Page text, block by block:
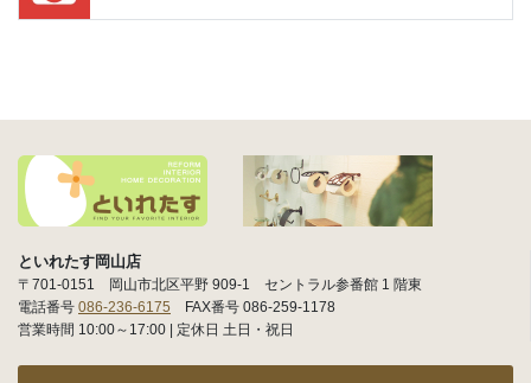
といれたす岡山店
〒701-0151 岡山市北区平野 909-1 セントラル参番館 1 階東
電話番号 086-236-6175 FAX番号 086-259-1178
営業時間 10:00～17:00 | 定休日 土日・祝日